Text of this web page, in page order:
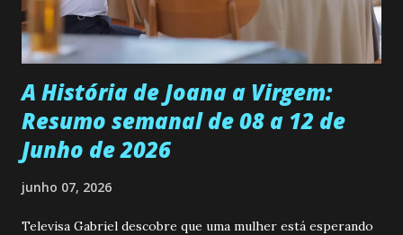
teimosa e muito persistente quando decide fazer algo.
Durante um exame ginecológico, ela é inseminada por eng...
A História de Joana a Virgem:
Resumo semanal de 08 a 12 de
Junho de 2026
junho 07, 2026
Televisa Gabriel descobre que uma mulher está esperando